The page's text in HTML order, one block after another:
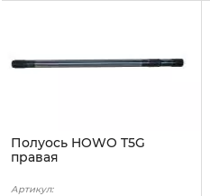
Полуось HOWO T5G
правая
Артикул: